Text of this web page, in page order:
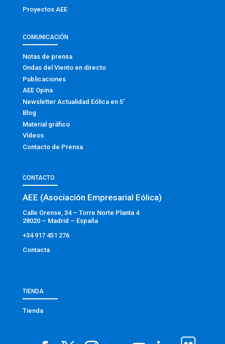
Proyectos AEE
COMUNICACIÓN
Notas de prensa
Ondas del Viento en directo
Publicaciones
AEE Opina
Newsletter Actualidad Eólica en 5′
Blog
Material gráfico
Vídeos
Contacto de Prensa
CONTACTO
AEE (Asociación Empresarial Eólica)
Calle Orense, 34 – Torre Norte Planta 4
28020 – Madrid – España
+34 917 451 276
Contacta
TIENDA
Tienda